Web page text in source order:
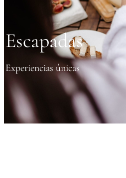
Escapadas
Experiencias únicas